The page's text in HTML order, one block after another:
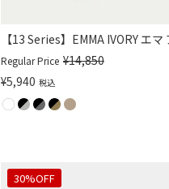
【13 Series】EMMA IVORY エマ
Regular Price ¥14,850
¥5,940 税込
30%OFF